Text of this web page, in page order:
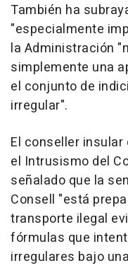
También ha
"especialmente
la Administración
simplemente una
el conjunto de
irregular".
El conseller
el Intrusismo del
señalado que la
Consell "está
transporte ilegal
fórmulas que
irregulares bajo